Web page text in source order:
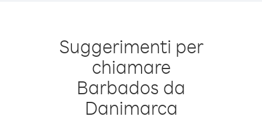
Suggerimenti per
chiamare
Barbados da
Danimarca